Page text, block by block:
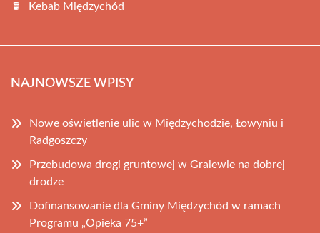
Kebab Międzychód
NAJNOWSZE WPISY
Nowe oświetlenie ulic w Międzychodzie, Łowyniu i
Radgoszczy
Przebudowa drogi gruntowej w Gralewie na dobrej
drodze
Dofinansowanie dla Gminy Międzychód w ramach
Programu „Opieka 75+”